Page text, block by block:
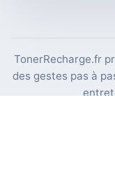
TonerRecharge.fr
des gestes pas à